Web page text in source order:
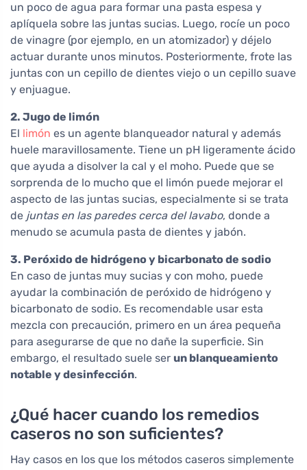
un poco de agua para formar una pasta espesa y
aplíquela sobre las juntas sucias. Luego, rocíe un poco
de vinagre (por ejemplo, en un atomizador) y déjelo
actuar durante unos minutos. Posteriormente, frote las
juntas con un cepillo de dientes viejo o un cepillo suave
y enjuague.
2. Jugo de limón
El limón es un agente blanqueador natural y además
huele maravillosamente. Tiene un pH ligeramente ácido
que ayuda a disolver la cal y el moho. Puede que se
sorprenda de lo mucho que el limón puede mejorar el
aspecto de las juntas sucias, especialmente si se trata
de juntas en las paredes cerca del lavabo, donde a
menudo se acumula pasta de dientes y jabón.
3. Peróxido de hidrógeno y bicarbonato de sodio
En caso de juntas muy sucias y con moho, puede
ayudar la combinación de peróxido de hidrógeno y
bicarbonato de sodio. Es recomendable usar esta
mezcla con precaución, primero en un área pequeña
para asegurarse de que no dañe la superficie. Sin
embargo, el resultado suele ser un blanqueamiento
notable y desinfección.
¿Qué hacer cuando los remedios
caseros no son suficientes?
Hay casos en los que los métodos caseros simplemente